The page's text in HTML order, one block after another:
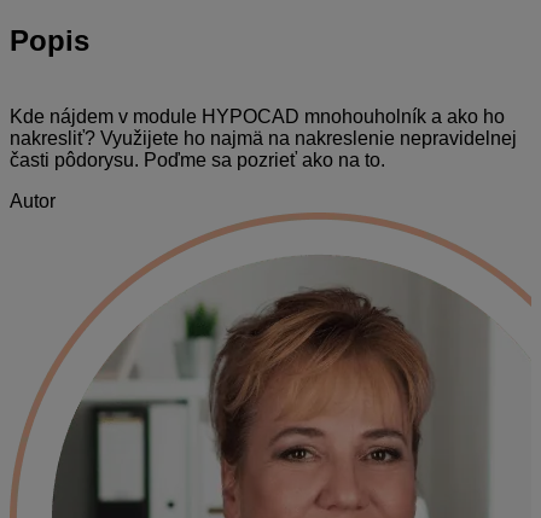
Popis
Kde nájdem v module HYPOCAD mnohouholník a ako ho
nakresliť? Využijete ho najmä na nakreslenie nepravidelnej
časti pôdorysu. Poďme sa pozrieť ako na to.
Autor